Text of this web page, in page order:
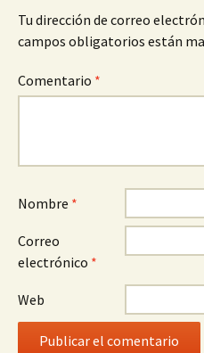
Tu dirección de correo
campos obligatorios están
Comentario *
Nombre *
Correo
electrónico *
Web